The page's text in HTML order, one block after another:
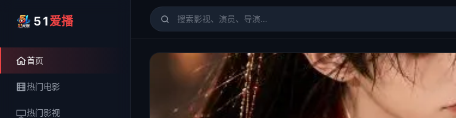
51爱播
首页
热门电影
热门影视
51爱播- 电影、电视剧、动漫、综艺、短剧高清在线观看